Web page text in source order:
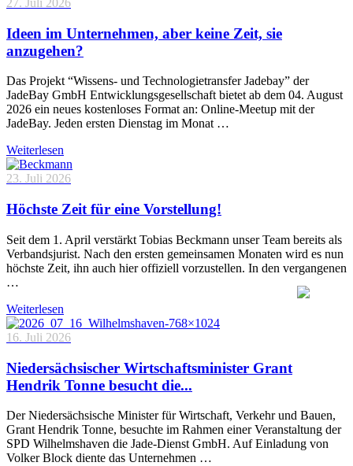
27. Juli 2026
Ideen im Unternehmen, aber keine Zeit, sie
anzugehen?
Das Projekt “Wissens- und Technologietransfer Jadebay” der
JadeBay GmbH Entwicklungsgesellschaft bietet ab dem 04. August
2026 ein neues kostenloses Format an: Online-Meetup mit der
JadeBay. Jeden ersten Dienstag im Monat …
Weiterlesen
23. Juli 2026
Höchste Zeit für eine Vorstellung!
Seit dem 1. April verstärkt Tobias Beckmann unser Team bereits als
Verbandsjurist. Nach den ersten gemeinsamen Monaten wird es nun
höchste Zeit, ihn auch hier offiziell vorzustellen. In den vergangenen
…
Weiterlesen
16. Juli 2026
Niedersächsischer Wirtschaftsminister Grant
Hendrik Tonne besucht die...
Der Niedersächsische Minister für Wirtschaft, Verkehr und Bauen,
Grant Hendrik Tonne, besuchte im Rahmen einer Veranstaltung der
SPD Wilhelmshaven die Jade-Dienst GmbH. Auf Einladung von
Volker Block diente das Unternehmen …